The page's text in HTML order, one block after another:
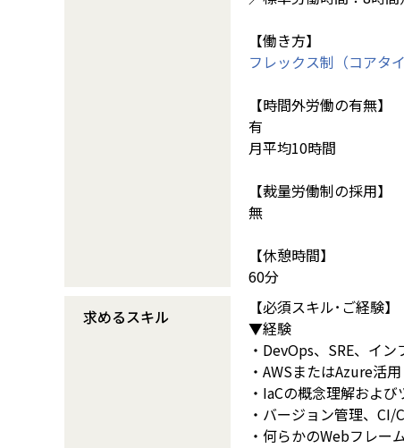
【働き方】
フレックス制（コアタイ
【時間外労働の有無】
有
月平均10時間
【裁量労働制の採用】
無
【休憩時間】
60分
求めるスキル
【必須スキル･ご経験】
▼経験
・DevOps、SRE、イ
・AWSまたはAzure活
・IaCの概念理解およ
・バージョン管理、
・何らかのWebフレー